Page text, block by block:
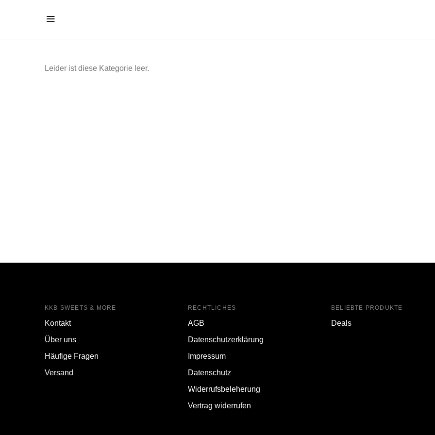
Leider ist diese Kategorie leer.
KKB SWEETS & MORE
Kontakt
Über uns
Häufige Fragen
Versand
RECHTLICHES
AGB
Datenschutzerklärung
Impressum
Datenschutz
Widerrufsbeleherung
Vertrag widerrufen
BELIEBTE PRODUKTE
Deals